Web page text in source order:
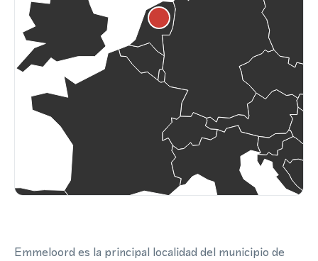
Emmeloord es la principal localidad del municipio de